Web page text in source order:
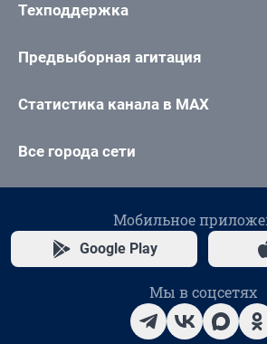
Техподдержка
Предвыборная агитация
Статистика канала в MAX
Все города сети
Мобильное
Google Play
Мы в соцсетях